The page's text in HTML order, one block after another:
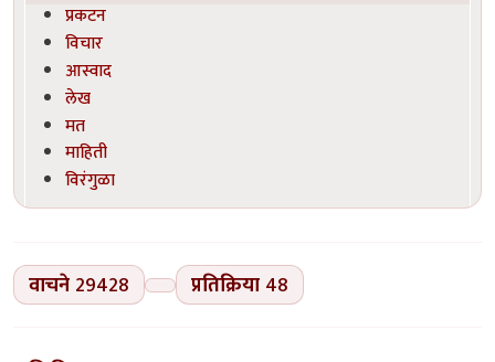
प्रकटन
विचार
आस्वाद
लेख
मत
माहिती
विरंगुळा
वाचने 29428 प्रतिक्रिया 48